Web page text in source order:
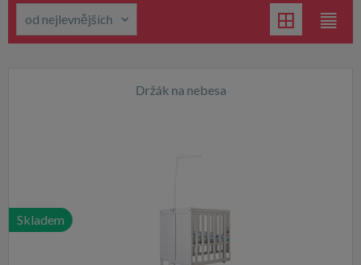
Držák na nebesa
Skladem